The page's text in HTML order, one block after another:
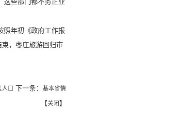
照年初《政府工作报
，枣庄旅游回归市
口 下一条： 基本省情
【关闭】